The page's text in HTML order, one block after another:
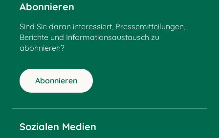
Abonnieren
Sind Sie daran interessiert, Pressemitteilungen,
Berichte und Informationsaustausch zu
abonnieren?
Abonnieren
Sozialen Medien